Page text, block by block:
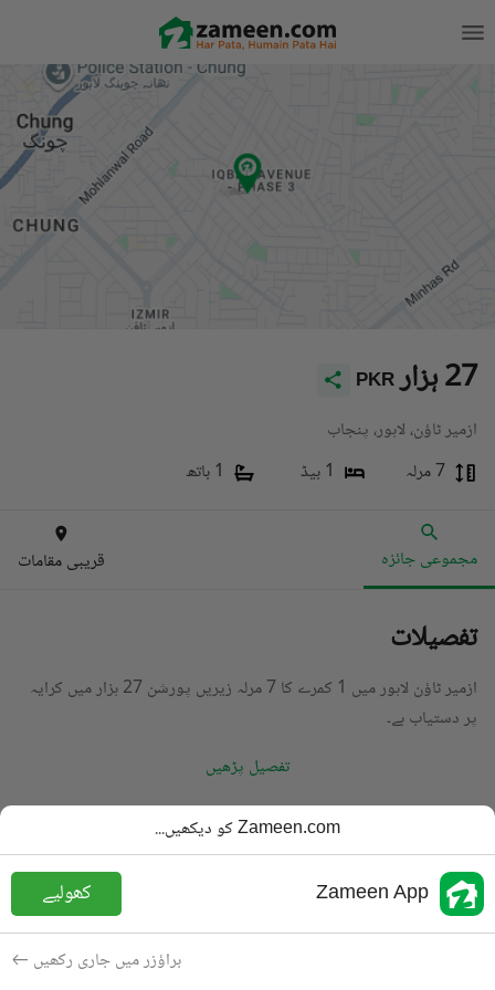
PKR 27 ہزار
ازمیر ٹاؤن، لاہور، پنجاب
7 مرلہ
1 بیڈ 1 باتھ
مجموعی جائزہ قریبی مقامات
تفصیلات
ازمیر ٹاؤن لاہور میں 1 کمرے کا 7 مرلہ زیریں پورشن 27 ہزار میں کرایہ
پر دستیاب ہے۔
تفصیل پڑھیں
زیریں پورشن
قیمت
PKR
27 ہزار
باتھ
رقبہ
7 مرلہ
کرایہ پر دستیاب
Zameen.com کو دیکھیں...
Zameen App کھولیے
براؤزر میں جاری رکھیں